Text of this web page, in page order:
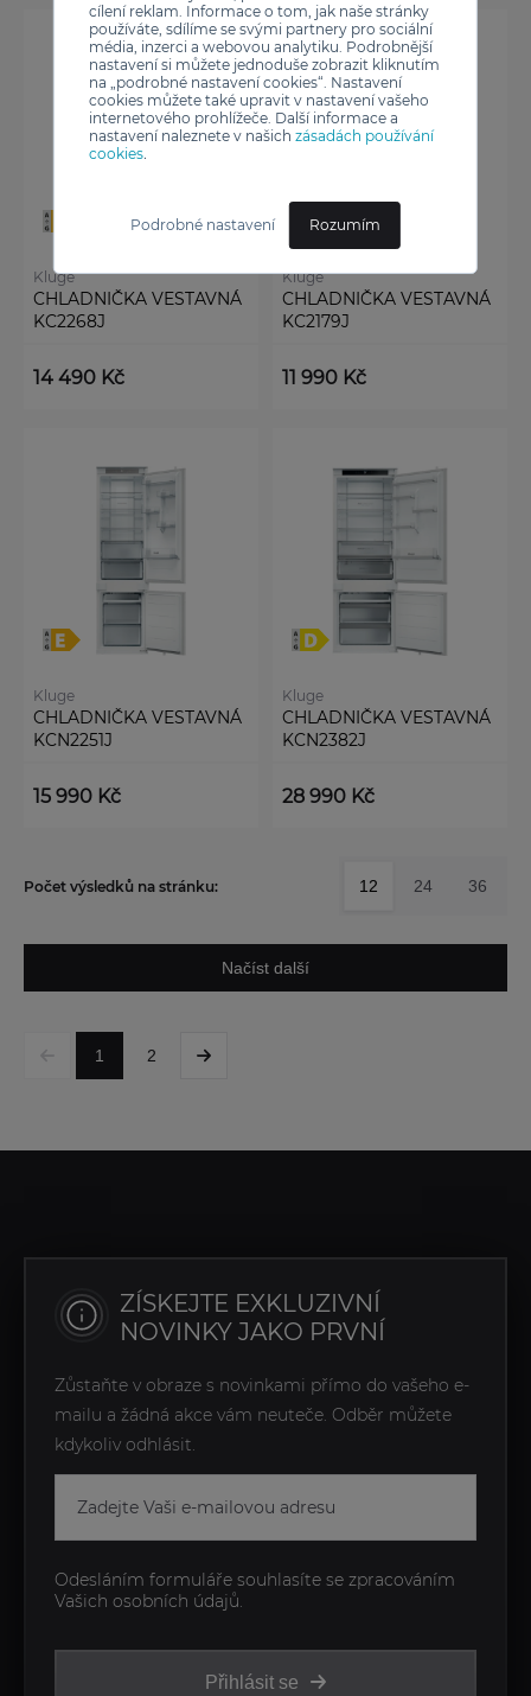
cílení reklam. Informace o tom, jak naše stránky
používáte, sdílíme se svými partnery pro sociální
média, inzerci a webovou analytiku. Podrobnější
nastavení si můžete jednoduše zobrazit kliknutím
na „podrobné nastavení cookies“. Nastavení
cookies můžete také upravit v nastavení vašeho
internetového prohlížeče. Další informace a
nastavení naleznete v našich zásadách používání
cookies.
Podrobné nastavení Rozumím
Kluge
CHLADNIČKA VESTAVNÁ
KC2268J
14 490 Kč
Kluge
CHLADNIČKA VESTAVNÁ
KC2179J
11 990 Kč
Kluge
CHLADNIČKA VESTAVNÁ
KCN2251J
15 990 Kč
Kluge
CHLADNIČKA VESTAVNÁ
KCN2382J
28 990 Kč
Načíst další
1 2
Počet výsledků na stránku: 12 24 36
ZÍSKEJTE EXKLUZIVNÍ
NOVINKY JAKO PRVNÍ
Zůstaňte v obraze s novinkami přímo do vašeho e-
mailu a žádná akce vám neuteče. Odběr můžete
kdykoliv odhlásit.
Přihlásit se
Odesláním formuláře souhlasíte se zpracováním
Vašich osobních údajů.